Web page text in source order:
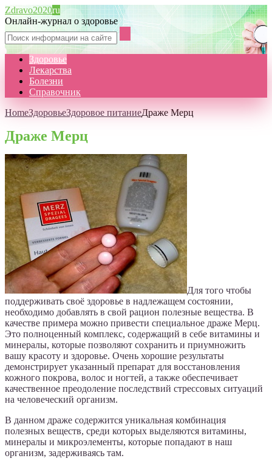
Zdravo2020ru
Онлайн-журнал о здоровье
Здоровье
Лекарства
Болезни
Справочник
HomeЗдоровьеЗдоровое питаниеДраже Мерц
Драже Мерц
Для того чтобы
поддерживать своё здоровье в надлежащем состоянии,
необходимо добавлять в свой рацион полезные вещества. В
качестве примера можно привести специальное драже Мерц.
Это полноценный комплекс, содержащий в себе витамины и
минералы, которые позволяют сохранить и приумножить
вашу красоту и здоровье. Очень хорошие результаты
демонстрирует указанный препарат для восстановления
кожного покрова, волос и ногтей, а также обеспечивает
качественное преодоление последствий стрессовых ситуаций
на человеческий организм.
В данном драже содержится уникальная комбинация
полезных веществ, среди которых выделяются витамины,
минералы и микроэлементы, которые попадают в наш
организм, задерживаясь там.